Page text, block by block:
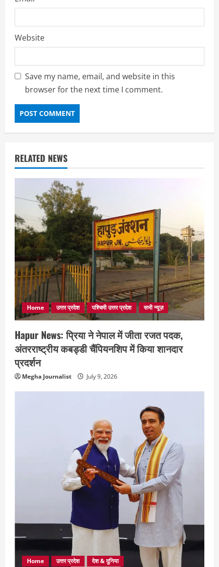
Website
Save my name, email, and website in this
browser for the next time I comment.
RELATED NEWS
Home उत्तर प्रदेश पश्चिमी उत्तर प्रदेश सभी न्यूज़
Hapur News: प्रिया ने नेपाल में जीता रजत पदक,
अंतरराष्ट्रीय कबड्डी चैंपियनशिप में किया शानदार
प्रदर्शन
Megha Journalist July 9, 2026
Home उत्तर प्रदेश देश & दुनिया